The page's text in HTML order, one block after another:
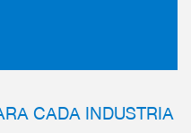
CADA INDUSTRIA